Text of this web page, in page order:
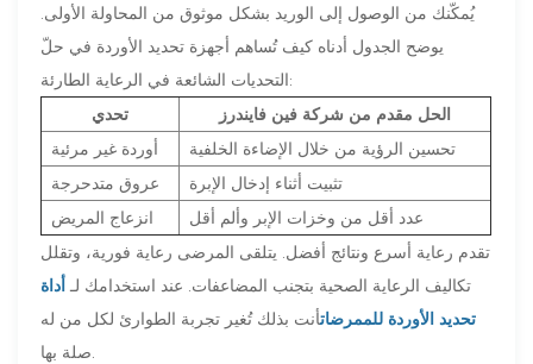
يُمكّنك من الوصول إلى الوريد بشكل موثوق من المحاولة الأولى.
يوضح الجدول أدناه كيف تُساهم أجهزة تحديد الأوردة في حلّ
التحديات الشائعة في الرعاية الطارئة:
تحدي
الحل مقدم من شركة فين فايندرز
أوردة غير مرئية
تحسين الرؤية من خلال الإضاءة الخلفية
عروق متدحرجة
تثبيت أثناء إدخال الإبرة
انزعاج المريض
عدد أقل من وخزات الإبر وألم أقل
تقدم رعاية أسرع ونتائج أفضل. يتلقى المرضى رعاية فورية، وتقلل
تكاليف الرعاية الصحية بتجنب المضاعفات. عند استخدامك لـ أداة
تحديد الأوردة للممرضاتأنت بذلك تُغير تجربة الطوارئ لكل من له